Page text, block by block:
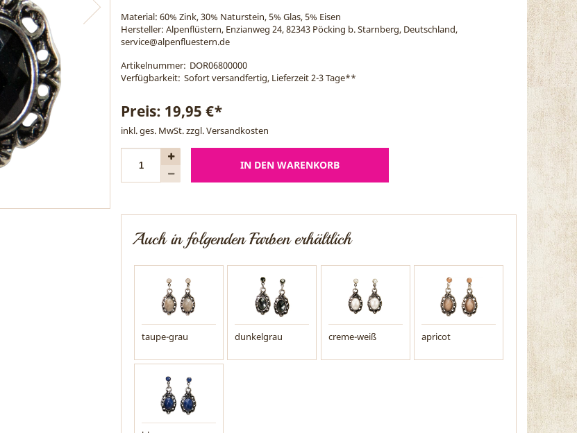
Material: 60% Zink, 30% Naturstein, 5% Glas, 5% Eisen
Hersteller: Alpenflüstern, Enzianweg 24, 82343 Pöcking b. Starnberg, Deutschland,
service@alpenfluestern.de
Artikelnummer: DOR06800000
Verfügbarkeit: Sofort versandfertig, Lieferzeit 2-3 Tage**
Preis: 19,95 €*
inkl. ges. MwSt. zzgl.Versandkosten
IN DEN WARENKORB
Auch in folgenden Farben erhältlich
taupe-grau dunkelgrau creme-weiß apricot